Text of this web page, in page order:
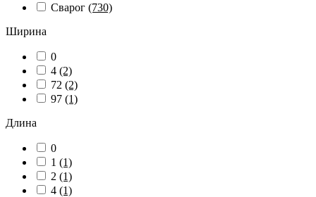
Сварог (730)
Ширина
0
4 (2)
72 (2)
97 (1)
Длина
0
1 (1)
2 (1)
4 (1)